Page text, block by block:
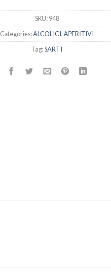
SKU:948
Categories:ALCOLICI,APERITIVI
Tag:SARTI